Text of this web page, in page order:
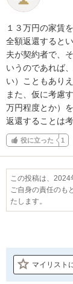
１３万円の家賃
全額返還すると
夫が契約者で、
いうのであれば
い）こともありえ
また、仮に考慮
万円程度とか）
返還することは
役に立った 1
この投稿は、2024
ご自身の責任のも
たします。
マイリスト